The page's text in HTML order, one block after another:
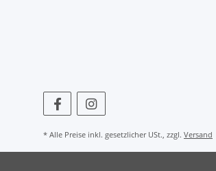
* Alle Preise inkl. gesetzlicher USt., zzgl. Versand